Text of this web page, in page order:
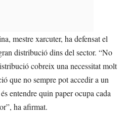
mestre xarcuter, ha defensat el
distribució dins del sector. “No
cobreix una necessitat molt
que no sempre pot accedir a un
entendre quin paper ocupa cada
ha afirmat.